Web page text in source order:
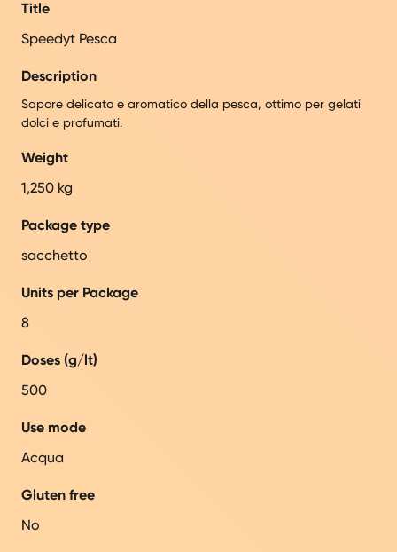
Title
Speedyt Pesca
Description
Sapore delicato e aromatico della pesca, ottimo per gelati
dolci e profumati.
Weight
1,250 kg
Package type
sacchetto
Units per Package
8
Doses (g/lt)
500
Use mode
Acqua
Gluten free
No